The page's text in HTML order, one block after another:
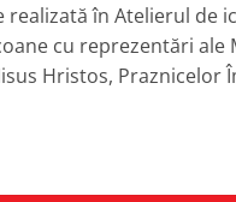
realizată în Atelierul de
cu reprezentări ale
Hristos, Praznicelor
Melania